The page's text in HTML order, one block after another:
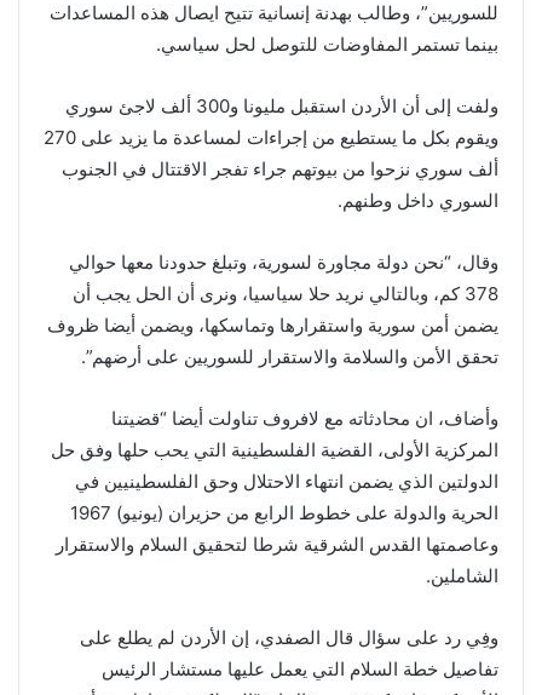
للسوريين”، وطالب بهدنة إنسانية تتيح ايصال هذه المساعدات
بينما تستمر المفاوضات للتوصل لحل سياسي.
ولفت إلى أن الأردن استقبل مليونا و300 ألف لاجئ سوري
ويقوم بكل ما يستطيع من إجراءات لمساعدة ما يزيد على 270
ألف سوري نزحوا من بيوتهم جراء تفجر الاقتتال في الجنوب
السوري داخل وطنهم.
وقال، “نحن دولة مجاورة لسورية، وتبلغ حدودنا معها حوالي
378 كم، وبالتالي نريد حلا سياسيا، ونرى أن الحل يجب أن
يضمن أمن سورية واستقرارها وتماسكها، ويضمن أيضا ظروف
تحقق الأمن والسلامة والاستقرار للسوريين على أرضهم”.
وأضاف، ان محادثاته مع لافروف تناولت أيضا “قضيتنا
المركزية الأولى، القضية الفلسطينية التي يحب حلها وفق حل
الدولتين الذي يضمن انتهاء الاحتلال وحق الفلسطينيين في
الحرية والدولة على خطوط الرابع من حزيران (يونيو) 1967
وعاصمتها القدس الشرقية شرطا لتحقيق السلام والاستقرار
الشاملين.
وفِي رد على سؤال قال الصفدي، إن الأردن لم يطلع على
تفاصيل خطة السلام التي يعمل عليها مستشار الرئيس